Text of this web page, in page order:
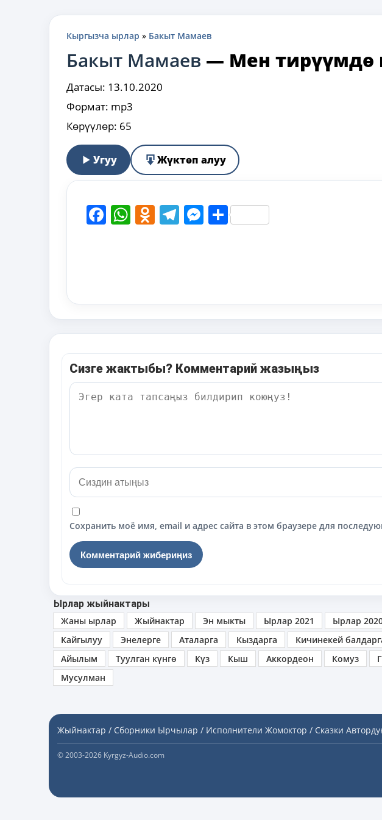
Кыргызча ырлар » Бакыт Мамаев
Бакыт Мамаев — Мен тирүүмдө
Датасы: 13.10.2020
Формат: mp3
Көрүүлөр: 65
Угуу Жүктөп алуу
Facebook
WhatsApp
Odnoklassniki
Telegram
Messenger
Share
Сизге жактыбы? Комментарий жазыңыз
Сохранить моё имя, email и адрес сайта в этом браузере для
Ырлар жыйнактары
Жаны ырлар
Жыйнактар Эн мыкты Ырлар 2021 Ырлар
Кайгылуу
Энелерге Аталарга Кыздарга Кичинекей
Айылым
Туулган күнгө Күз Кыш Аккордеон Комуз
Мусулман
Жыйнактар / Сборники Ырчылар / Исполнители Жомоктор / Сказки
© 2003-2026 Kyrgyz-Audio.com